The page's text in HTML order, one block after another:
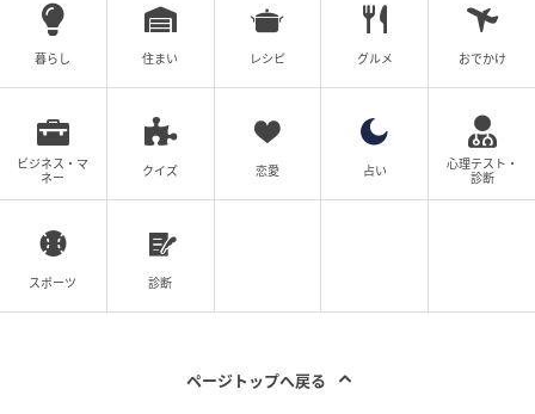
暮らし 住まい レシピ グルメ おでかけ
ビジネス・マ
ネー
クイズ 恋愛 占い
心理テスト・
診断
スポーツ 診断
ページトップへ戻る